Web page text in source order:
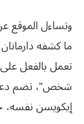
وتساءل الموقع
ما كشفه
شخص”، تضم
إيكويسن